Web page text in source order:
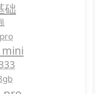
础
mini